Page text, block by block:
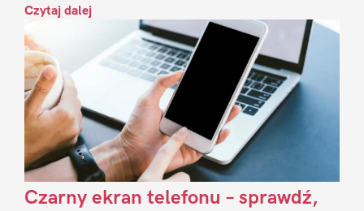
Czytaj dalej
Czarny ekran telefonu – sprawdź,